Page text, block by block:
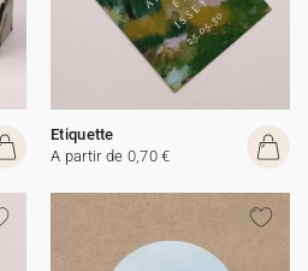
Etiquette
A partir de 0,70 €